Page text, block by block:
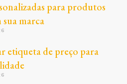
para produtos
marca
etiqueta de preço para